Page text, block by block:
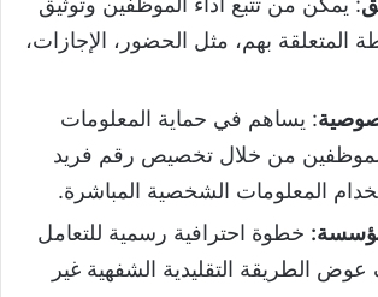
المتعلقة بهم، مثل الحضور، الإجازات،
: يساهم في حماية المعلومات
من خلال تخصيص رقم فريد
المعلومات الشخصية المباشرة.
خطوة احترافية رسمية للتعامل
الطريقة التقليدية الشفهية غير